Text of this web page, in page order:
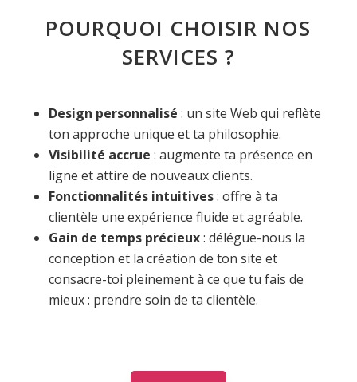
POURQUOI CHOISIR NOS
SERVICES ?
Design personnalisé : un site Web qui reflète
ton approche unique et ta philosophie.
Visibilité accrue : augmente ta présence en
ligne et attire de nouveaux clients.
Fonctionnalités intuitives: offre à ta
clientèle une expérience fluide et agréable.
Gain de temps précieux: délégue-nous la
conception et la création de ton site et
consacre-toi pleinement à ce que tu fais de
mieux : prendre soin de ta clientèle.